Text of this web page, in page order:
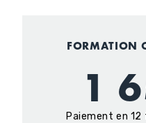
FORMATION
1
Paiement en 12